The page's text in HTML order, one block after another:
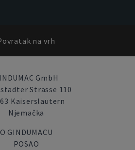
na vrh
GmbH
Strasse 110
Kaiserslautern
Njemačka
O GINDUMACU
POSAO